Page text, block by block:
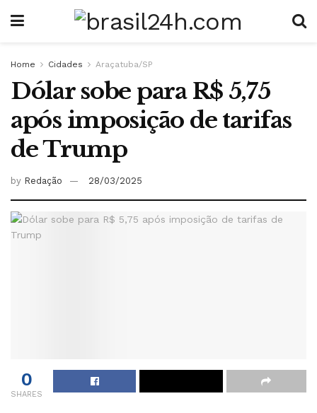
Home Cidades Araçatuba/SP
Dólar sobe para R$ 5,75
após imposição de tarifas
de Trump
by Redação 28/03/2025
0
SHARES